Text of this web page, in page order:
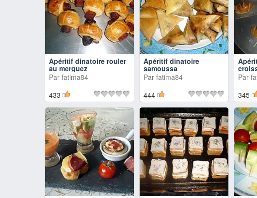
Apéritif dinatoire rouler
au merguez
Par fatima84
433
Apéritif dinatoire
samoussa
Par fatima84
444
Par
345